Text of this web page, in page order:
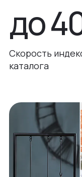
до
Скорость
каталога